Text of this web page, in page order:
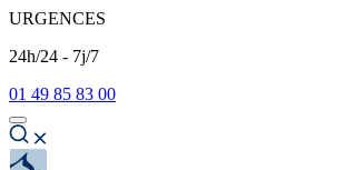
URGENCES
24h/24 - 7j/7
01 49 85 83 00